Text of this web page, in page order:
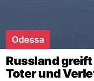
Odessa
Russland
Toter und